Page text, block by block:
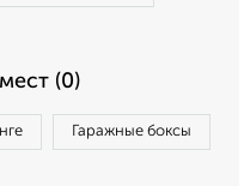
(0)
Гаражные боксы